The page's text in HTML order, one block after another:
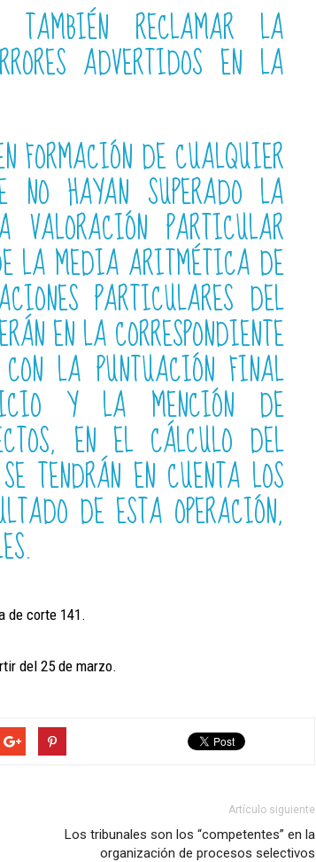
RECLAMAR LA
ADVERTIDOS EN LA
FORMACIÓN DE CUALQUIER
HAYAN SUPERADO LA
PARTICULAR
LA MEDIA ARITMÉTICA DE
PARTICULARES DEL
EN LA CORRESPONDIENTE
LA PUNTUACIÓN FINAL
Y LA MENCIÓN DE
EN EL CÁLCULO DEL
TENDRÁN EN CUENTA LOS
DE ESTA OPERACIÓN,
de corte 141.
del 25 de marzo.
Artículo siguiente
Los tribunales son los “competentes” en la
organización de procesos selectivos